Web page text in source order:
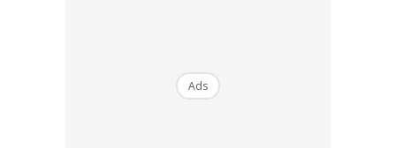
Sila catat dan simpan tarikh-tarikh berikut:
Ads